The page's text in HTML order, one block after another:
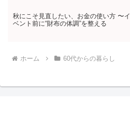
秋にこそ見直したい、お金の使い方 〜イ
ベント前に“財布の体調”を整える
ホーム 60代からの暮らし